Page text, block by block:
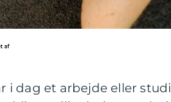
i dag et arbejde eller